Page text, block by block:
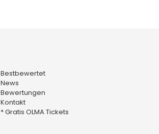
Bestbewertet
News
Bewertungen
Kontakt
* Gratis OLMA Tickets